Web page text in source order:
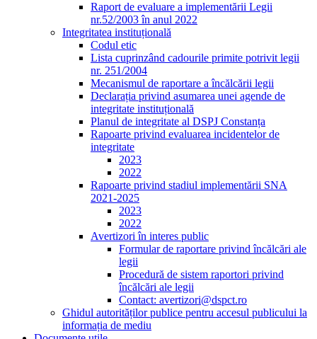
Raport de evaluare a implementării Legii
nr.52/2003 în anul 2022
Integritatea instituțională
Codul etic
Lista cuprinzând cadourile primite potrivit legii
nr. 251/2004
Mecanismul de raportare a încălcării legii
Declarația privind asumarea unei agende de
integritate instituțională
Planul de integritate al DSPJ Constanța
Rapoarte privind evaluarea incidentelor de
integritate
2023
2022
Rapoarte privind stadiul implementării SNA
2021-2025
2023
2022
Avertizori în interes public
Formular de raportare privind încălcări ale
legii
Procedură de sistem raportori privind
încălcări ale legii
Contact: avertizori@dspct.ro
Ghidul autorităților publice pentru accesul publicului la
informația de mediu